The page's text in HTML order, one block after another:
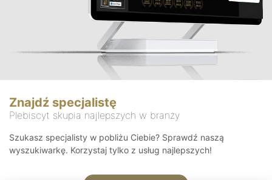
Znajdź specjalistę
Plebiscyt skupia najlepszych w branży
Szukasz specjalisty w pobliżu Ciebie? Sprawdź naszą
wyszukiwarkę. Korzystaj tylko z usług najlepszych!